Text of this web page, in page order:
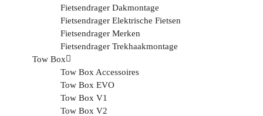
Fietsendrager Dakmontage
Fietsendrager Elektrische Fietsen
Fietsendrager Merken
Fietsendrager Trekhaakmontage
Tow Box
Tow Box Accessoires
Tow Box EVO
Tow Box V1
Tow Box V2